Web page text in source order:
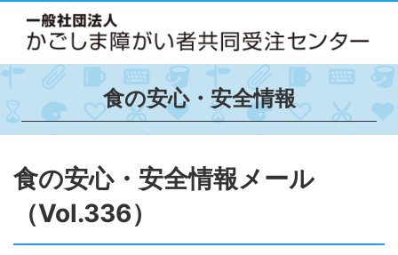
食の安心・安全情報
食の安心・安全情報メール
（Vol.336）